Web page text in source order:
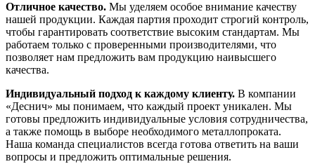
Отличное качество. Мы уделяем особое внимание качеству
нашей продукции. Каждая партия проходит строгий контроль,
чтобы гарантировать соответствие высоким стандартам. Мы
работаем только с проверенными производителями, что
позволяет нам предложить вам продукцию наивысшего
качества.
Индивидуальный подход к каждому клиенту. В компании
«Деснич» мы понимаем, что каждый проект уникален. Мы
готовы предложить индивидуальные условия сотрудничества,
а также помощь в выборе необходимого металлопроката.
Наша команда специалистов всегда готова ответить на ваши
вопросы и предложить оптимальные решения.